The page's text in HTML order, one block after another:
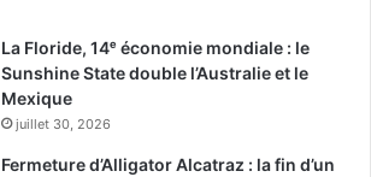
La Floride, 14ᵉ économie mondiale : le
Sunshine State double l’Australie et le
Mexique
juillet 30, 2026
Fermeture d’Alligator Alcatraz : la fin d’un